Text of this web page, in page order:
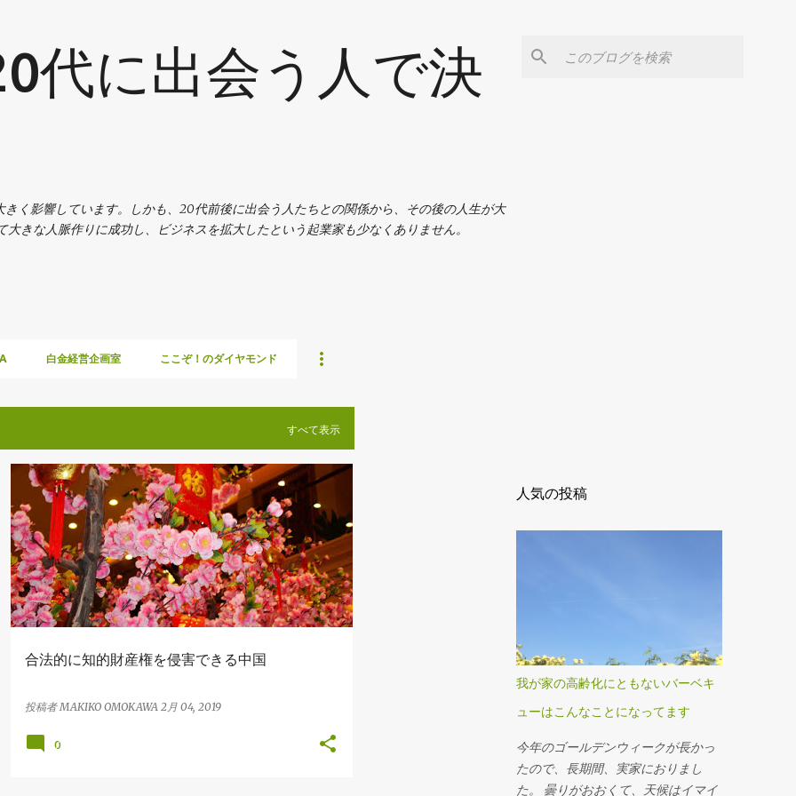
代に出会う人で決
く影響しています。しかも、20代前後に出会う人たちとの関係から、その後の人生が大
きな人脈作りに成功し、ビジネスを拡大したという起業家も少なくありません。
白金経営企画室 ここぞ！のダイヤモンド
すべて表示
合法的に知的財産権を侵害できる中国
投稿者MAKIKO OMOKAWA 2月 04, 2019
ECONOMY MANAGEMENT TECHNOLOGY 中国
+
中国進出
0
人気の投稿
我が家の高齢化にともないバーベキ
ューはこんなことになってます
今年のゴールデンウィークが長かっ
たので、長期間、実家におりまし
た。 曇りがおおくて、天候はイマイ